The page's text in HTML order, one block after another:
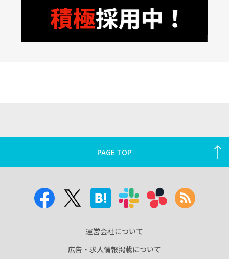
PAGE TOP
運営会社について
広告・求人情報掲載について